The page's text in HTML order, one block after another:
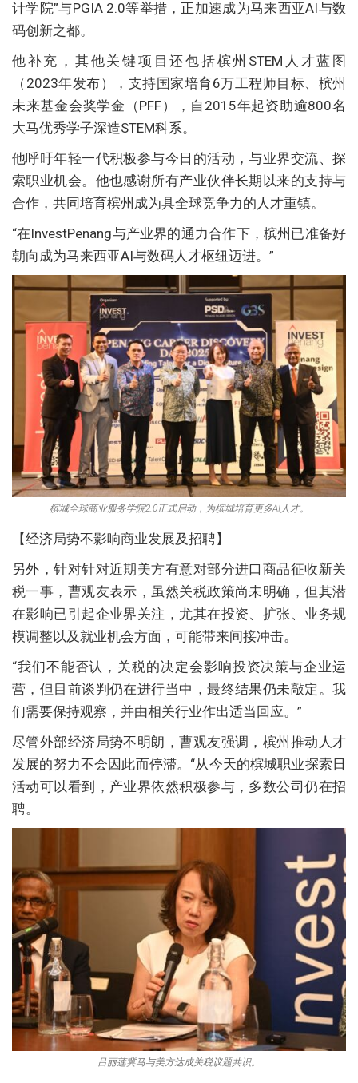
计学院”与PGIA 2.0等举措，正加速成为马来西亚AI与数
码创新之都。
他补充，其他关键项目还包括槟州STEM人才蓝图
（2023年发布），支持国家培育6万工程师目标、槟州
未来基金会奖学金（PFF），自2015年起资助逾800名
大马优秀学子深造STEM科系。
他呼吁年轻一代积极参与今日的活动，与业界交流、探
索职业机会。他也感谢所有产业伙伴长期以来的支持与
合作，共同培育槟州成为具全球竞争力的人才重镇。
“在InvestPenang与产业界的通力合作下，槟州已准备好
朝向成为马来西亚AI与数码人才枢纽迈进。”
槟城全球商业服务学院2.0正式启动，为槟城培育更多AI人才。
【经济局势不影响商业发展及招聘】
另外，针对针对近期美方有意对部分进口商品征收新关
税一事，曹观友表示，虽然关税政策尚未明确，但其潜
在影响已引起企业界关注，尤其在投资、扩张、业务规
模调整以及就业机会方面，可能带来间接冲击。
“我们不能否认，关税的决定会影响投资决策与企业运
营，但目前谈判仍在进行当中，最终结果仍未敲定。我
们需要保持观察，并由相关行业作出适当回应。”
尽管外部经济局势不明朗，曹观友强调，槟州推动人才
发展的努力不会因此而停滞。“从今天的槟城职业探索日
活动可以看到，产业界依然积极参与，多数公司仍在招
聘。
吕丽莲冀马与美方达成关税议题共识。